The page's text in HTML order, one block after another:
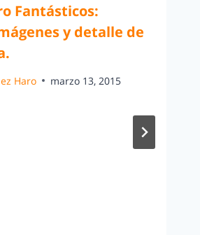
Fantásticos:
y detalle de
Haro marzo 13, 2015